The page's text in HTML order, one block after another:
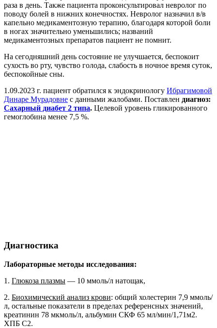
раза в день. Также пациента проконсультировал невролог по
поводу болей в нижних конечностях. Невролог назначил в/в
капельно медикаментозную терапию, благодаря которой боли
в ногах значительно уменьшились; названий
медикаментозных препаратов пациент не помнит.
На сегодняшний день состояние не улучшается, беспокоит
сухость во рту, чувство голода, слабость в ночное время суток,
беспокойные сны.
1.09.2023 г. пациент обратился к эндокринологу Ибрагимовой
Динаре Мурадовне с данными жалобами. Поставлен диагноз:
Сахарный диабет 2 типа. Целевой уровень гликированного
гемоглобина менее 7,5 %.
Диагностика
Лабораторные методы исследования:
1. Глюкоза плазмы — 10 ммоль/л натощак,
2. Биохимический анализ крови: общий холестерин 7,9 ммоль/
л, остальные показатели в пределах референсных значений,
креатинин 78 мкмоль/л, альбумин СКФ 65 мл/мин/1,71м2.
ХПБ С2.